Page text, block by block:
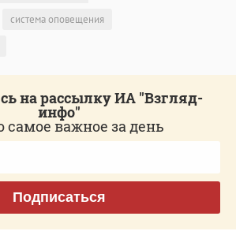
система оповещения
на рассылку ИА "Взгляд-
инфо"
самое важное за день
Подписаться